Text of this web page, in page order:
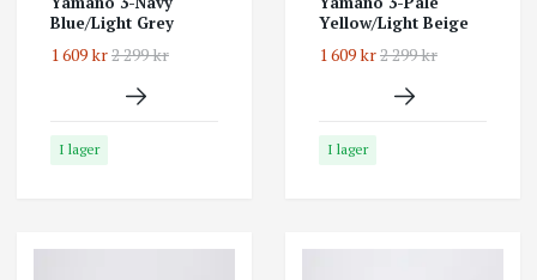
Blue/Light Grey
1 609 kr2 299 kr
I lager
Yellow/Light Beige
1 609 kr2 299 kr
I lager